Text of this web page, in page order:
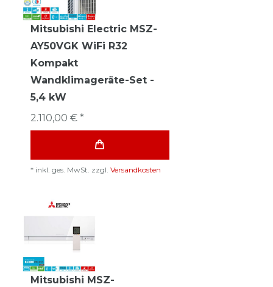
Mitsubishi Electric MSZ-
AY50VGK WiFi R32
Kompakt
Wandklimageräte-Set -
5,4 kW
2.110,00 € *
* inkl. ges. MwSt. zzgl. Versandkosten
Mitsubishi MSZ-